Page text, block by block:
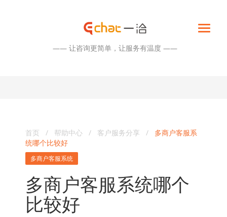
—— 让咨询更简单，让服务有温度 ——
首页 / 帮助中心 / 客户服务分享 / 多商户客服系
统哪个比较好
多商户客服系统
多商户客服系统哪个
比较好